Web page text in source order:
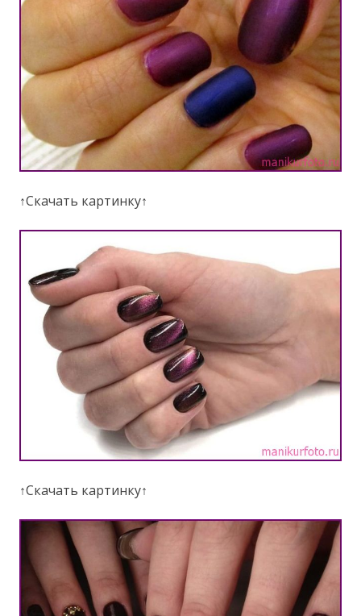
↑Скачать картинку↑
↑Скачать картинку↑